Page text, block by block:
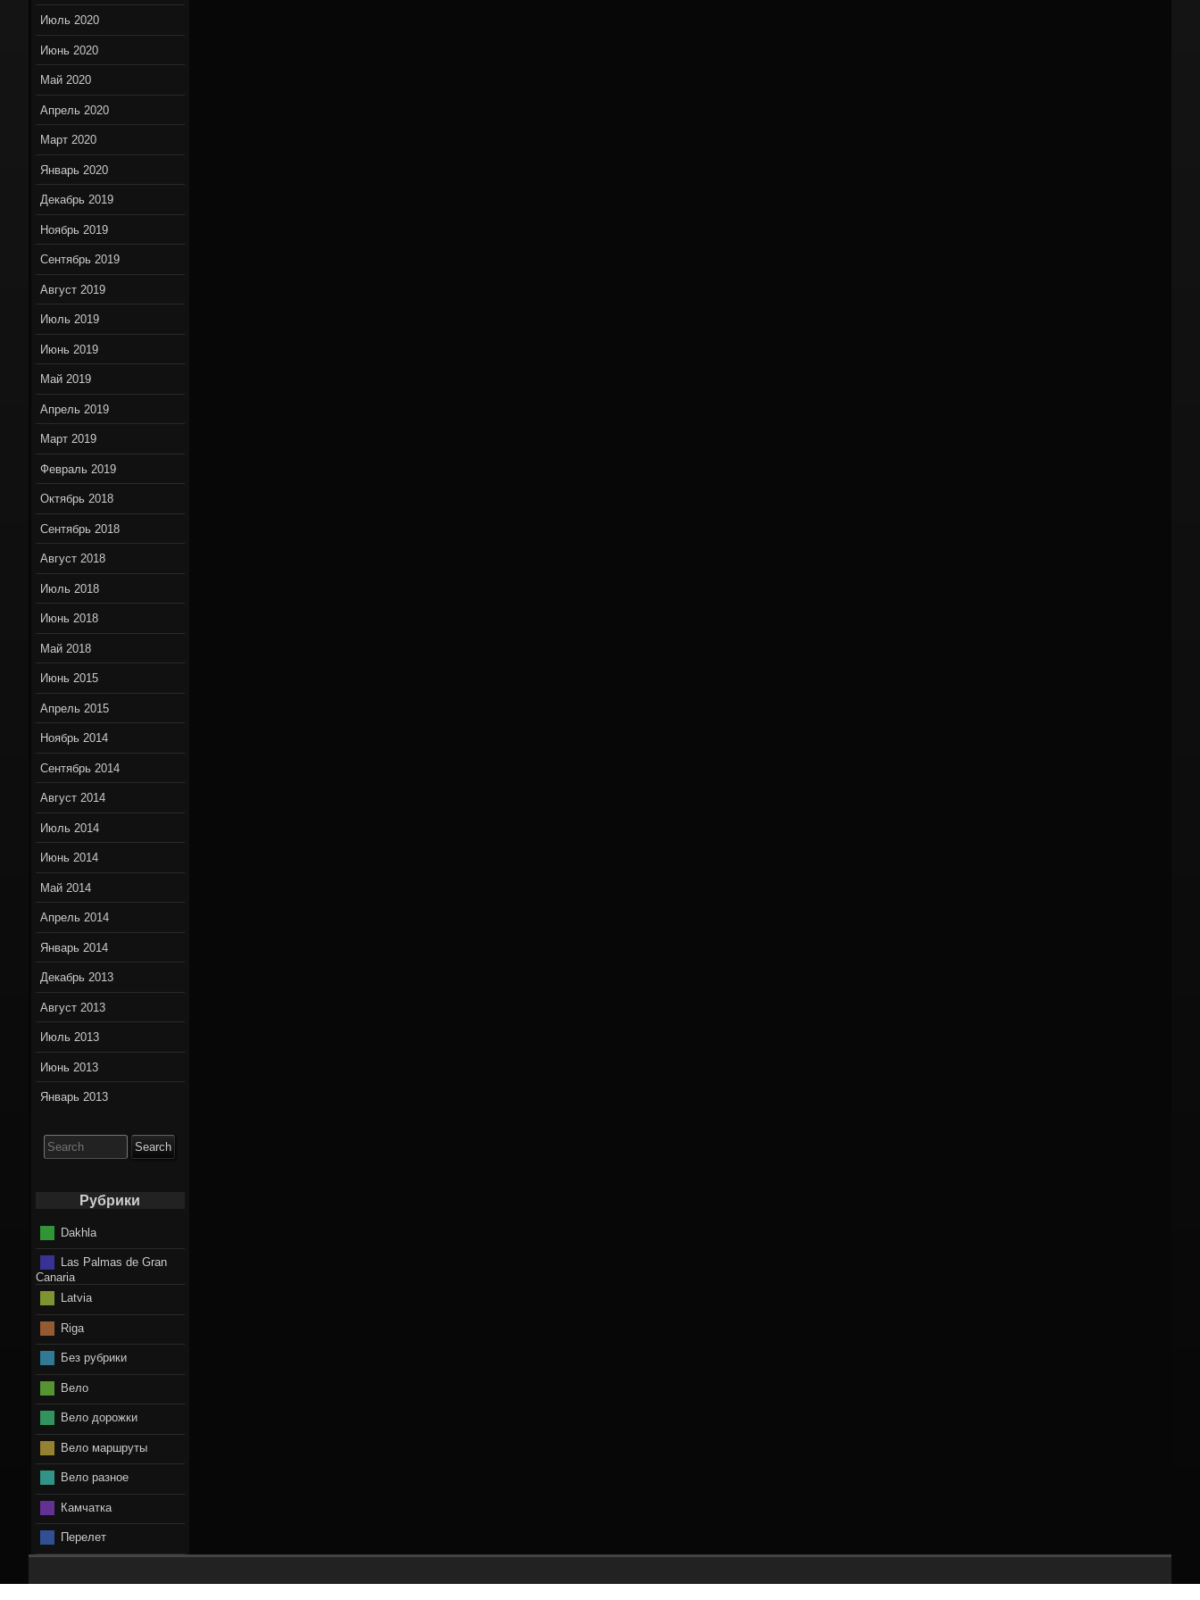
Июль 2020
Июнь 2020
Май 2020
Апрель 2020
Март 2020
Январь 2020
Декабрь 2019
Ноябрь 2019
Сентябрь 2019
Август 2019
Июль 2019
Июнь 2019
Май 2019
Апрель 2019
Март 2019
Февраль 2019
Октябрь 2018
Сентябрь 2018
Август 2018
Июль 2018
Июнь 2018
Май 2018
Июнь 2015
Апрель 2015
Ноябрь 2014
Сентябрь 2014
Август 2014
Июль 2014
Июнь 2014
Май 2014
Апрель 2014
Январь 2014
Декабрь 2013
Август 2013
Июль 2013
Июнь 2013
Январь 2013
for:
Рубрики
Dakhla
Las Palmas de Gran
Canaria
Latvia
Riga
Без рубрики
Вело
Вело дорожки
Вело маршруты
Вело разное
Камчатка
Перелет